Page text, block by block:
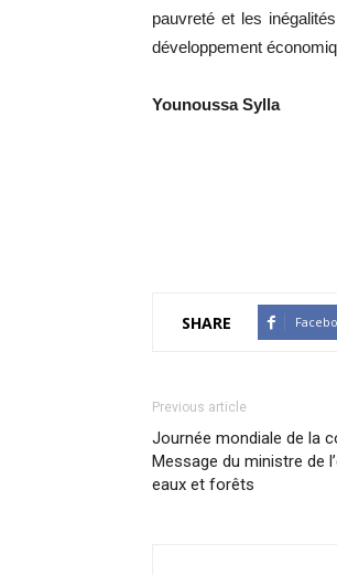
pauvreté et les
développement
Younoussa Sylla
SHARE
Previous article
Journée mondiale de la
Message du ministre de
eaux et forêts